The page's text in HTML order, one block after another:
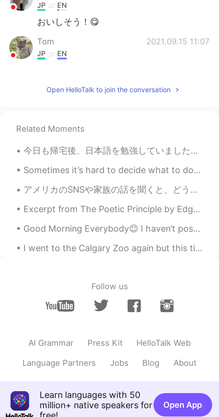
JP EN
おいしそう！😋
Tom 2021.09.15 11:07
JP EN
KIE 2021.09.15 11:06
いです😋美味しそう！
Jin 2021.09.15 11:06
Open HelloTalk to join the conversation
Related Moments
今日も帰宅後、日本語を勉強していました。日本に引っ越してからというもの、勉強が疎かになってしまった気がします。仕事が終わってから勉強が億劫になる傾向があります。 今までもう6年半ほど日本語の勉強...
Sometimes it’s hard to decide what to do. I love being a father, and I love exercising, doing spo...
アメリカのSNSや家族の話を聞くと、どうしても日本の対策は怠けてるかと思ってた。。それに、オリンピックの延期が決まってから、すぐその態度が変わった気がする。現に関東で外出自粛が妖精された。オリン...
Excerpt from The Poetic Principle by Edgar Allan Poe. He feels it in the beauty of woman, in the...
Good Morning Everybody😊 I haven’t posted in awhile and I’m sorry about that, I’ve been pretty bu...
I went to the Calgary Zoo again but this time I brought my Nikon camera. I’m quite happy with how...
Follow us
AI Grammar Press Kit HelloTalk Web
Language Partners Jobs Blog About
Learn languages with 50
million+ native speakers for
Open App